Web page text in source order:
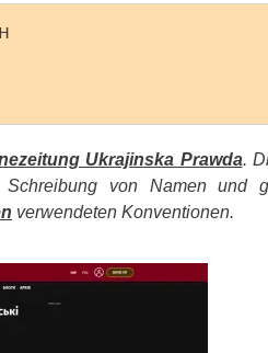
Ukrajinska Prawda.
von Namen und
verwendeten Konventionen.